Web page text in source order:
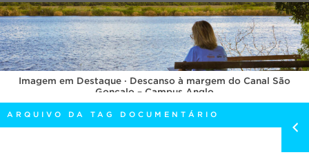
CONCURSOS
EDITAIS
INTERNACIONAL
OUVIDORIA
PORTARIAS
TELEFONES
Imagem em Destaque · Descanso à margem do Canal São
Gonçalo – Campus Anglo
ARQUIVO DA TAG DOCUMENTÁRIO